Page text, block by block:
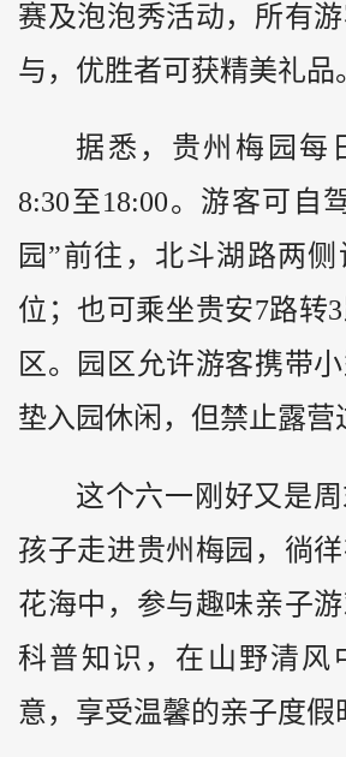
赛及泡泡秀活动，所有
与，优胜者可获精美礼品
据悉，贵州梅园每
8:30至18:00。游客可自
园”前往，北斗湖路两
位；也可乘坐贵安7路转
区。园区允许游客携带
垫入园休闲，但禁止露营
这个六一刚好又是
孩子走进贵州梅园，徜
花海中，参与趣味亲子
科普知识，在山野清风
意，享受温馨的亲子度假